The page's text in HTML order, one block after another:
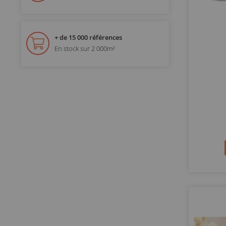
+ de 15 000 références
En stock sur 2 000m²